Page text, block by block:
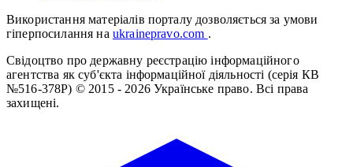
Використання матеріалів порталу дозволяється за умови
гіперпосилання на ukrainepravo.com .
Свідоцтво про державну реєстрацію інформаційного
агентства як суб'єкта інформаційної діяльності (серія КВ
№516-378Р) © 2015 - 2026 Українське право. Всі права
захищені.